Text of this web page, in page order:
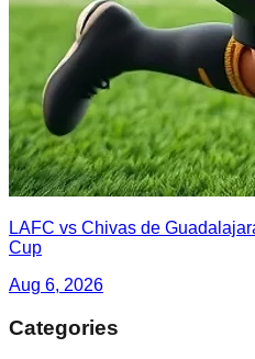
LAFC vs Chivas de
Cup
Aug 6, 2026
Categories